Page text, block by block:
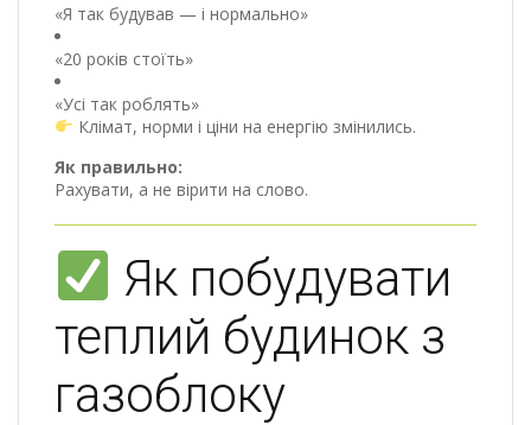
«Я так будував — і нормально»
«20 років стоїть»
«Усі так роблять»
Клімат, норми і ціни на енергію змінились.
Як правильно:
Рахувати, а не вірити на слово.
Як побудувати
теплий будинок з
газоблоку